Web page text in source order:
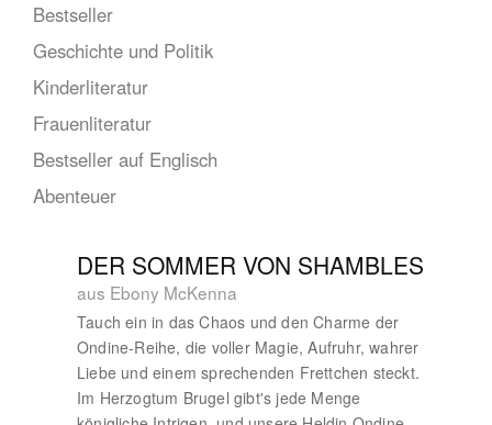
Bestseller
Geschichte und Politik
Kinderliteratur
Frauenliteratur
Bestseller auf Englisch
Abenteuer
DER SOMMER VON SHAMBLES
aus Ebony McKenna
Tauch ein in das Chaos und den Charme der
Ondine-Reihe, die voller Magie, Aufruhr, wahrer
Liebe und einem sprechenden Frettchen steckt.
Im Herzogtum Brugel gibt's jede Menge